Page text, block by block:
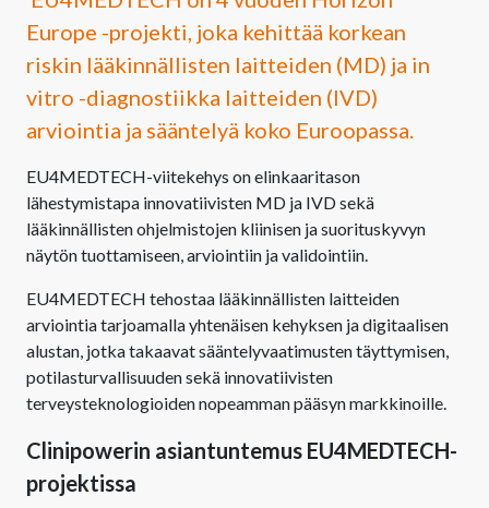
Europe -projekti, joka kehittää korkean
riskin lääkinnällisten laitteiden (MD) ja in
vitro -diagnostiikka laitteiden (IVD)
arviointia ja sääntelyä koko Euroopassa.
EU4MEDTECH-viitekehys on elinkaaritason
lähestymistapa innovatiivisten MD ja IVD sekä
lääkinnällisten ohjelmistojen kliinisen ja suorituskyvyn
näytön tuottamiseen, arviointiin ja validointiin.
EU4MEDTECH tehostaa lääkinnällisten laitteiden
arviointia tarjoamalla yhtenäisen kehyksen ja digitaalisen
alustan, jotka takaavat sääntelyvaatimusten täyttymisen,
potilasturvallisuuden sekä innovatiivisten
terveysteknologioiden nopeamman pääsyn markkinoille.
Clinipowerin asiantuntemus EU4MEDTECH-
projektissa